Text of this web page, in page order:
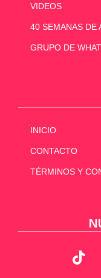
VIDEOS
40 SEMANAS DE
GRUPO DE
INICIO
CONTACTO
TÉRMINOS Y